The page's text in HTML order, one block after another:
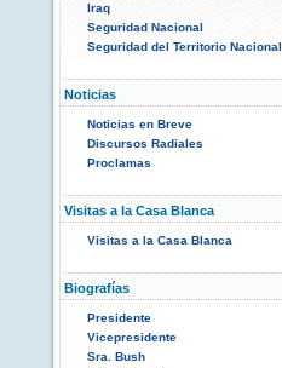
Iraq
Seguridad Nacional
Seguridad del Territorio Nacional
Noticias
Noticias en Breve
Discursos Radiales
Proclamas
Visitas a la Casa Blanca
Visitas a la Casa Blanca
Biografías
Presidente
Vicepresidente
Sra. Bush